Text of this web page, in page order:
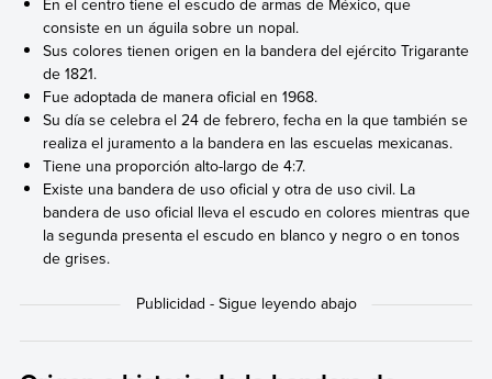
En el centro tiene el escudo de armas de México, que
consiste en un águila sobre un nopal.
Sus colores tienen origen en la bandera del ejército Trigarante
de 1821.
Fue adoptada de manera oficial en 1968.
Su día se celebra el 24 de febrero, fecha en la que también se
realiza el juramento a la bandera en las escuelas mexicanas.
Tiene una proporción alto-largo de 4:7.
Existe una bandera de uso oficial y otra de uso civil. La
bandera de uso oficial lleva el escudo en colores mientras que
la segunda presenta el escudo en blanco y negro o en tonos
de grises.